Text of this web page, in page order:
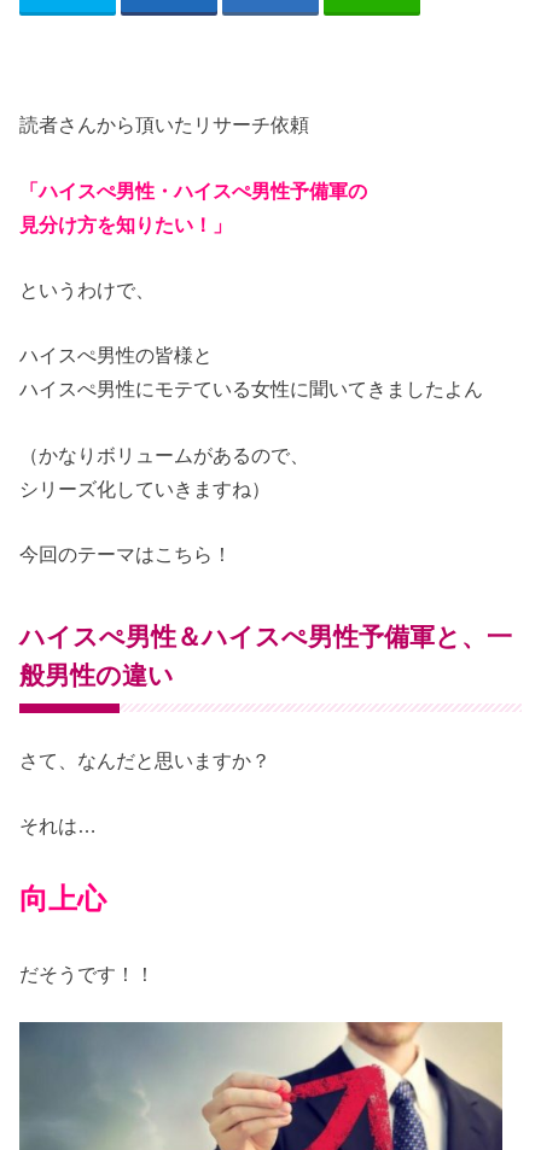
読者さんから頂いたリサーチ依頼
「ハイスぺ男性・ハイスぺ男性予備軍の
見分け方を知りたい！」
というわけで、
ハイスぺ男性の皆様と
ハイスぺ男性にモテている女性に聞いてきましたよん
（かなりボリュームがあるので、
シリーズ化していきますね）
今回のテーマはこちら！
ハイスぺ男性＆ハイスぺ男性予備軍と、一
般男性の違い
さて、なんだと思いますか？
それは…
向上心
だそうです！！